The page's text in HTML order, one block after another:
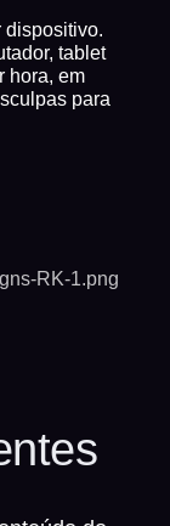
dispositivo.
tablet
hora, em
para